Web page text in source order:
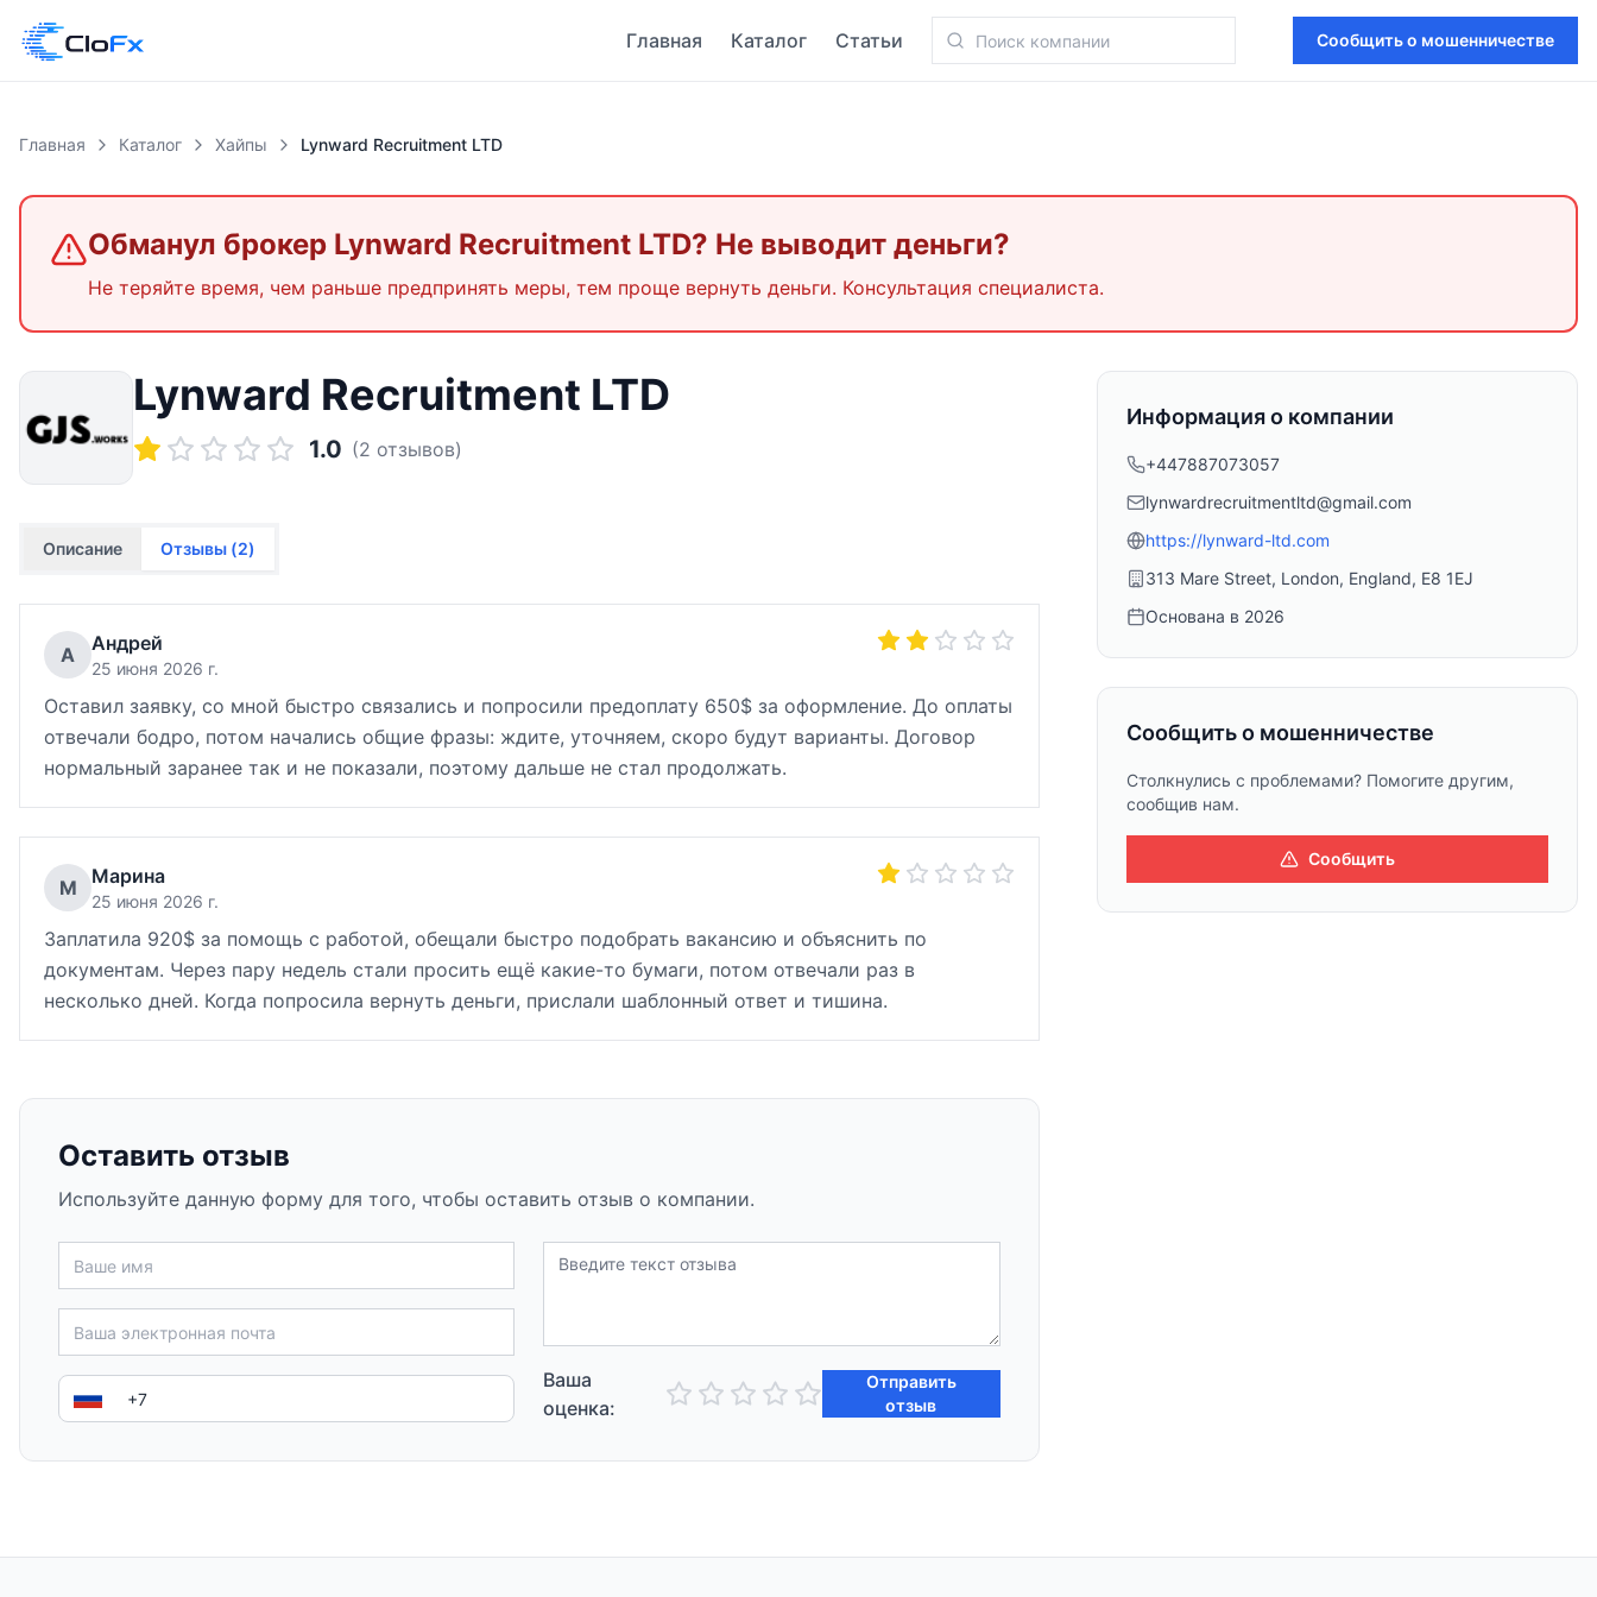
Главная Каталог Статьи Сообщить о мошенничестве
Главная Каталог Хайпы Lynward Recruitment LTD
Обманул брокер Lynward Recruitment LTD? Не выводит деньги?
Не теряйте время, чем раньше предпринять меры, тем проще вернуть деньги. Консультация специалиста.
Lynward Recruitment LTD
1.0 (2 отзывов)
Описание Отзывы (2)
А Андрей
25 июня 2026 г.
Оставил заявку, со мной быстро связались и попросили предоплату 650$ за оформление. До оплаты
отвечали бодро, потом начались общие фразы: ждите, уточняем, скоро будут варианты. Договор
нормальный заранее так и не показали, поэтому дальше не стал продолжать.
М Марина
25 июня 2026 г.
Заплатила 920$ за помощь с работой, обещали быстро подобрать вакансию и объяснить по
документам. Через пару недель стали просить ещё какие-то бумаги, потом отвечали раз в
несколько дней. Когда попросила вернуть деньги, прислали шаблонный ответ и тишина.
Оставить отзыв
Используйте данную форму для того, чтобы оставить отзыв о компании.
Ваша
оценка:
Отправить
отзыв
Информация о компании
+447887073057
lynwardrecruitmentltd@gmail.com
https://lynward-ltd.com
313 Mare Street, London, England, E8 1EJ
Основана в 2026
Сообщить о мошенничестве
Столкнулись с проблемами? Помогите другим,
сообщив нам.
Сообщить